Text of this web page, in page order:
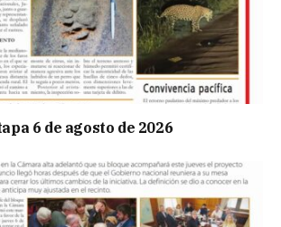
6 de agosto de 2026